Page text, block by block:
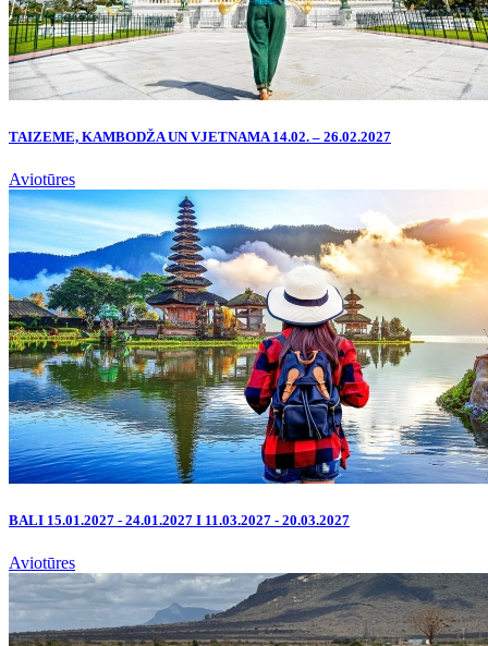
TAIZEME, KAMBODŽA UN VJETNAMA 14.02. – 26.02.2027
Aviotūres
BALI 15.01.2027 - 24.01.2027 I 11.03.2027 - 20.03.2027
Aviotūres